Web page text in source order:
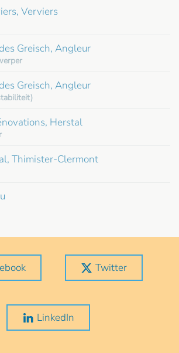
Verviers
Greisch, Angleur
Greisch, Angleur
Herstal
Thimister-Clermont
Twitter
LinkedIn